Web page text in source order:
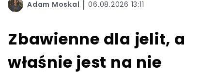
Adam Moskal 06.08.2026 13:11
Zbawienne dla jelit, a
właśnie jest na nie